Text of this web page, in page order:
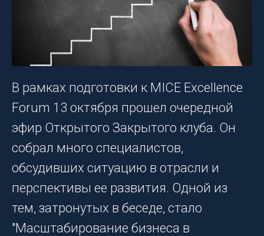
В рамках подготовки к MICE Excellence
Forum 13 октября прошел очередной
эфир Открытого Закрытого клуба. Он
собрал много специалистов,
обсудивших ситуацию в отрасли и
перспективы ее развития. Одной из
тем, затронутых в беседе, стало
"Масштабирование бизнеса в